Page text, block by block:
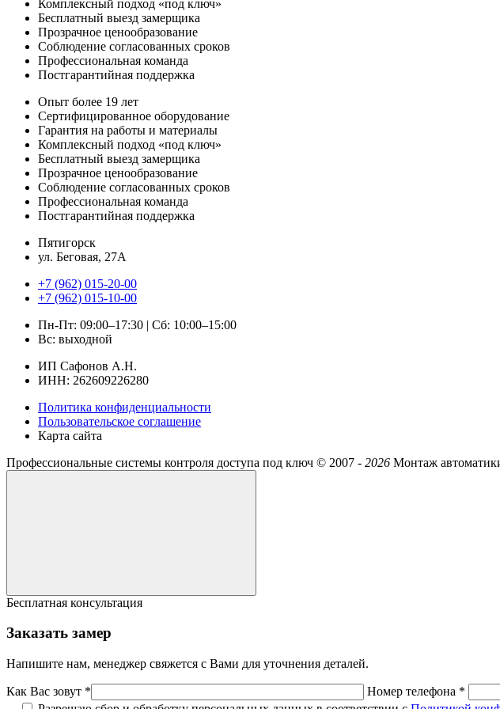
Комплексный подход «под ключ»
Бесплатный выезд замерщика
Прозрачное ценообразование
Соблюдение согласованных сроков
Профессиональная команда
Постгарантийная поддержка
Опыт более 19 лет
Сертифицированное оборудование
Гарантия на работы и материалы
Комплексный подход «под ключ»
Бесплатный выезд замерщика
Прозрачное ценообразование
Соблюдение согласованных сроков
Профессиональная команда
Постгарантийная поддержка
Пятигорск
ул. Беговая, 27А
+7 (962) 015-20-00
+7 (962) 015-10-00
Пн-Пт: 09:00–17:30 | Сб: 10:00–15:00
Вс: выходной
ИП Сафонов А.Н.
ИНН: 262609226280
Политика конфиденциальности
Пользовательское соглашение
Карта сайта
Профессиональные системы контроля доступа под ключ © 2007 - 2026 Монтаж
Бесплатная консультация
Заказать замер
Напишите нам, менеджер свяжется с Вами для уточнения деталей.
Как Вас зовут *
Номер телефона *